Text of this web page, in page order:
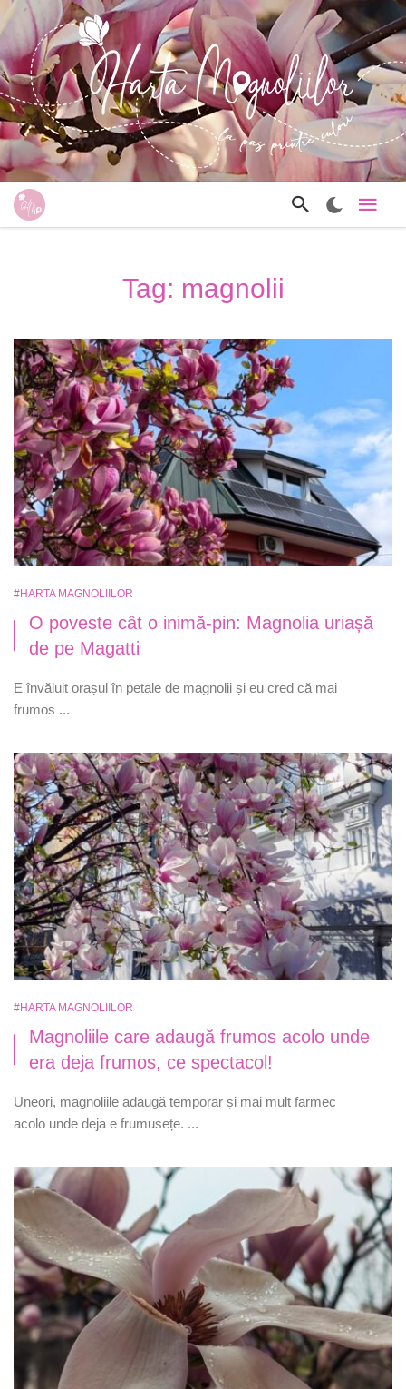
Tag: magnolii
#HARTA MAGNOLIILOR
O poveste cât o inimă-pin: Magnolia uriașă
de pe Magatti
E învăluit orașul în petale de magnolii și eu cred că mai
frumos ...
#HARTA MAGNOLIILOR
Magnoliile care adaugă frumos acolo unde
era deja frumos, ce spectacol!
Uneori, magnoliile adaugă temporar și mai mult farmec
acolo unde deja e frumusețe. ...